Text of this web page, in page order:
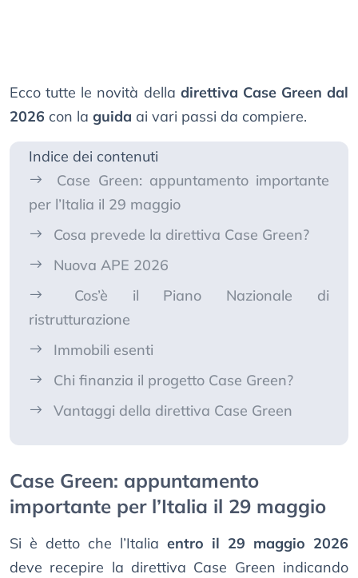
Ecco tutte le novità della direttiva Case Green dal
2026 con la guida ai vari passi da compiere.
Indice dei contenuti
Case Green: appuntamento importante
per l’Italia il 29 maggio
Cosa prevede la direttiva Case Green?
Nuova APE 2026
Cos’è il Piano Nazionale di
ristrutturazione
Immobili esenti
Chi finanzia il progetto Case Green?
Vantaggi della direttiva Case Green
Case Green: appuntamento
importante per l’Italia il 29 maggio
Si è detto che l’Italia entro il 29 maggio 2026
deve recepire la direttiva Case Green indicando